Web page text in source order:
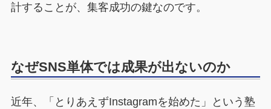
計することが、集客成功の鍵なのです。
なぜSNS単体では成果が出ないのか
近年、「とりあえずInstagramを始めた」という塾